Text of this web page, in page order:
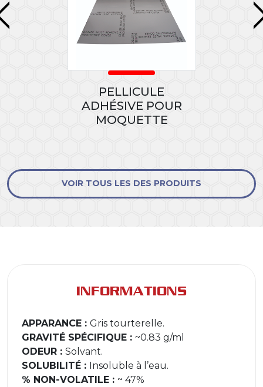
PELLICULE
ADHÉSIVE POUR
MOQUETTE
VOIR TOUS LES DES PRODUITS
INFORMATIONS
APPARANCE : Gris tourterelle.
GRAVITÉ SPÉCIFIQUE : ~0.83 g/ml
ODEUR : Solvant.
SOLUBILITÉ : Insoluble à l’eau.
% NON-VOLATILE : ~ 47%